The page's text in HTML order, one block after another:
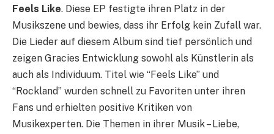
Feels Like. Diese EP festigte ihren Platz in der
Musikszene und bewies, dass ihr Erfolg kein Zufall war.
Die Lieder auf diesem Album sind tief persönlich und
zeigen Gracies Entwicklung sowohl als Künstlerin als
auch als Individuum. Titel wie “Feels Like” und
“Rockland” wurden schnell zu Favoriten unter ihren
Fans und erhielten positive Kritiken von
Musikexperten. Die Themen in ihrer Musik – Liebe,